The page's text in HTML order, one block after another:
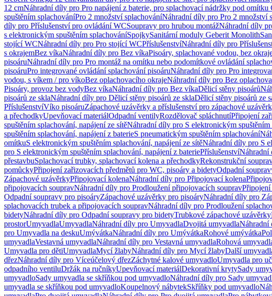
12 cmNáhradní díly pro Pro napájení z baterie, pro splachovací nádržky pod omítku
spuštěním splachováníPro 2 množství splachováníNáhradní díly pro Pro 2 množství
díly pro Příslušenství pro ovládání WCSoupravy pro hrubou montážNáhradní díly
s elektronickým spuštěním splachováníSpojkySanitární moduly Geberit Monolith
stojící WCNáhradní díly pro Pro stojící WCPříslušenstvíNáhradní díly pro
s okrajemBez víkaNáhradní díly pro Bez víkaPisoáry, splachované vodou, bez
pisoáruNáhradní díly pro Pro montáž na omítku nebo podomítkové ovládání
pisoáruPro integrované ovládání splachování pisoáruNáhradní díly pro Pro
vodou, s víkem / pro víkoBez oplachovacího okrajeNáhradní díly pro Bez
Pisoáry, provoz bez vodyBez víkaNáhradní díly pro Bez víkaDělicí stěny pisoárů
pisoárů ze sklaNáhradní díly pro Dělicí stěny pisoárů ze sklaDělicí stěny pisoárů ze
PříslušenstvíVíko pisoáruZápachové uzávěrky a příslušenství pro zápachové
a přechodkyUpevňovací materiálOdpadní ventilyRozdělovač spláchnutíPřipojení
spuštěním splachování, napájení ze sítěNáhradní díly pro S elektronickým spuštěním
spuštěním splachování, napájení z baterieS pneumatickým spuštěním splachování
omítkuS elektronickým spuštěním splachování, napájení ze sítěNáhradní díly pro S
pro S elektronickým spuštěním splachování, napájení z bateriePříslušenstvíNáhradní
přestavbuSplachovací trubky, splachovací kolena a přechodkyRekonstrukční
pomůckyPřipojení zařizovacích předmětů pro WC, pisoáry a bidetyOdpadní
Zápachové uzávěrkyPřipojovací kolenaNáhradní díly pro Připojovací kolena
připojovacích soupravNáhradní díly pro Prodloužení připojovacích souprav
Odpadní soupravy pro pisoáryZápachové uzávěrky pro pisoáryNáhradní díly pro
splachovacích trubek a připojovacích soupravNáhradní díly pro Prodloužení
bidetyNáhradní díly pro Odpadní soupravy pro bidetyTrubkové zápachové uzávěrky
prostorUmyvadlaUmyvadlaNáhradní díly pro UmyvadlaDvojitá umyvadlaNáhradní
pro Umyvadla na deskuUmývátkaNáhradní díly pro UmývátkaRohové umývátka
umyvadlaVestavná umyvadlaNáhradní díly pro Vestavná umyvadlaRohová
Umyvadla pro dětiUmyvadlaMycí žlabyNáhradní díly pro Mycí žlabyDalší
dřezNáhradní díly pro Víceúčelový dřezZáchytné kalové umyvadloUmyvadla pro
odpadního ventiluDržák na ručníkyUpevňovací materiálDekorativní krytySady
umyvadloSady umyvadla se skříňkou pod umyvadloNáhradní díly pro Sady
umyvadla se skříňkou pod umyvadloKoupelnový nábytekSkříňky pod umyvadlo